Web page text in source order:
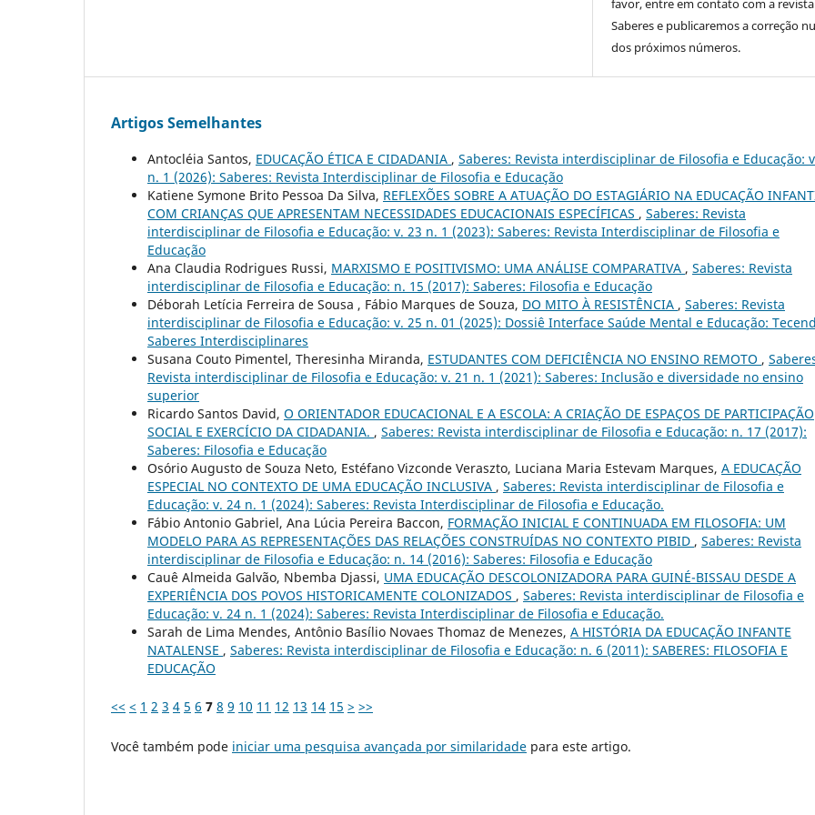
favor, entre em contato com a revista
Saberes e publicaremos a correção
dos próximos números.
Artigos Semelhantes
Antocléia Santos, EDUCAÇÃO ÉTICA E CIDADANIA , Saberes: Revista interdisciplinar de Filosofia e Educação:
n. 1 (2026): Saberes: Revista Interdisciplinar de Filosofia e Educação
Katiene Symone Brito Pessoa Da Silva, REFLEXÕES SOBRE A ATUAÇÃO DO ESTAGIÁRIO NA EDUCAÇÃO
COM CRIANÇAS QUE APRESENTAM NECESSIDADES EDUCACIONAIS ESPECÍFICAS , Saberes: Revista
interdisciplinar de Filosofia e Educação: v. 23 n. 1 (2023): Saberes: Revista Interdisciplinar de Filosofia e
Educação
Ana Claudia Rodrigues Russi, MARXISMO E POSITIVISMO: UMA ANÁLISE COMPARATIVA , Saberes: Revista
interdisciplinar de Filosofia e Educação: n. 15 (2017): Saberes: Filosofia e Educação
Déborah Letícia Ferreira de Sousa , Fábio Marques de Souza, DO MITO À RESISTÊNCIA , Saberes: Revista
interdisciplinar de Filosofia e Educação: v. 25 n. 01 (2025): Dossiê Interface Saúde Mental e Educação:
Saberes Interdisciplinares
Susana Couto Pimentel, Theresinha Miranda, ESTUDANTES COM DEFICIÊNCIA NO ENSINO REMOTO ,
Revista interdisciplinar de Filosofia e Educação: v. 21 n. 1 (2021): Saberes: Inclusão e diversidade no ensino
superior
Ricardo Santos David, O ORIENTADOR EDUCACIONAL E A ESCOLA: A CRIAÇÃO DE ESPAÇOS DE PARTICIPAÇÃO
SOCIAL E EXERCÍCIO DA CIDADANIA. , Saberes: Revista interdisciplinar de Filosofia e Educação: n. 17 (2017):
Saberes: Filosofia e Educação
Osório Augusto de Souza Neto, Estéfano Vizconde Veraszto, Luciana Maria Estevam Marques, A EDUCAÇÃO
ESPECIAL NO CONTEXTO DE UMA EDUCAÇÃO INCLUSIVA , Saberes: Revista interdisciplinar de Filosofia e
Educação: v. 24 n. 1 (2024): Saberes: Revista Interdisciplinar de Filosofia e Educação.
Fábio Antonio Gabriel, Ana Lúcia Pereira Baccon, FORMAÇÃO INICIAL E CONTINUADA EM FILOSOFIA: UM
MODELO PARA AS REPRESENTAÇÕES DAS RELAÇÕES CONSTRUÍDAS NO CONTEXTO PIBID , Saberes: Revista
interdisciplinar de Filosofia e Educação: n. 14 (2016): Saberes: Filosofia e Educação
Cauê Almeida Galvão, Nbemba Djassi, UMA EDUCAÇÃO DESCOLONIZADORA PARA GUINÉ-BISSAU DESDE A
EXPERIÊNCIA DOS POVOS HISTORICAMENTE COLONIZADOS , Saberes: Revista interdisciplinar de Filosofia e
Educação: v. 24 n. 1 (2024): Saberes: Revista Interdisciplinar de Filosofia e Educação.
Sarah de Lima Mendes, Antônio Basílio Novaes Thomaz de Menezes, A HISTÓRIA DA EDUCAÇÃO INFANTE
NATALENSE , Saberes: Revista interdisciplinar de Filosofia e Educação: n. 6 (2011): SABERES: FILOSOFIA E
EDUCAÇÃO
<< < 1 2 3 4 5 6 7 8 9 10 11 12 13 14 15 > >>
Você também pode iniciar uma pesquisa avançada por similaridade para este artigo.